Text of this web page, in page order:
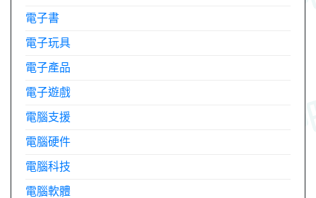
電子書
電子玩具
電子產品
電子遊戲
電腦支援
電腦硬件
電腦科技
電腦軟體